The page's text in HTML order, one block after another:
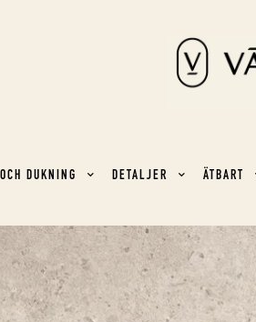
DUKNING DETALJER ÄTBART